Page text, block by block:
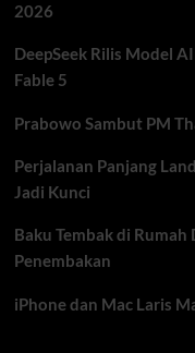
2026
DeepSeek Rilis Model
Fable 5
Prabowo Sambut PM
Perjalanan Panjang
Jadi Kunci
Baku Tembak di
Penembakan
iPhone dan Mac Laris